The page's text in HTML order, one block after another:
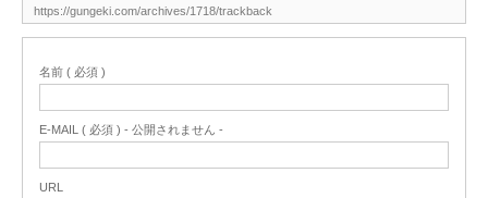
名前 ( 必須 )
E-MAIL ( 必須 ) - 公開されません -
URL